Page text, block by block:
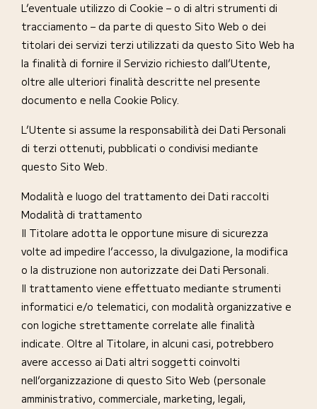
L’eventuale utilizzo di Cookie – o di altri strumenti di
tracciamento – da parte di questo Sito Web o dei
titolari dei servizi terzi utilizzati da questo Sito Web ha
la finalità di fornire il Servizio richiesto dall’Utente,
oltre alle ulteriori finalità descritte nel presente
documento e nella Cookie Policy.
L’Utente si assume la responsabilità dei Dati Personali
di terzi ottenuti, pubblicati o condivisi mediante
questo Sito Web.
Modalità e luogo del trattamento dei Dati raccolti
Modalità di trattamento
Il Titolare adotta le opportune misure di sicurezza
volte ad impedire l’accesso, la divulgazione, la modifica
o la distruzione non autorizzate dei Dati Personali.
Il trattamento viene effettuato mediante strumenti
informatici e/o telematici, con modalità organizzative e
con logiche strettamente correlate alle finalità
indicate. Oltre al Titolare, in alcuni casi, potrebbero
avere accesso ai Dati altri soggetti coinvolti
nell’organizzazione di questo Sito Web (personale
amministrativo, commerciale, marketing, legali,